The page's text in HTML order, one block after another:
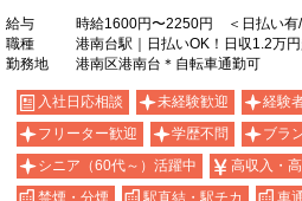
給与
時給1600円〜2250円 ＜日払い有/
職種
港南台駅｜日払いOK！日収1.2万
勤務地
港南区港南台＊自転車通勤可
入社日応相談 未経験歓迎 経験
フリーター歓迎
学歴不問 ブラ
シニア（60代～）活躍中
高収入・
禁煙・分煙
駅直結・駅チカ 車